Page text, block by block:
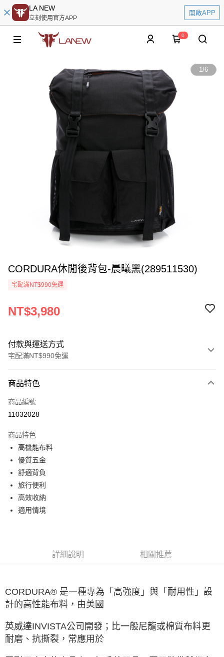
LA NEW
立刻使用官方APP
開啟APP
0
1/6
CORDURA休閒後背包-晨曦黑(289511530)
宅配滿NT$990免運
NT$3,980
付款與運送方式
宅配滿NT$990免運
信用卡一次付款
LINE Pay
悠遊付
Google Pay
全盈+PAY
ATM付款
每筆NT$80，滿NT$990(含以上)免運費
每筆NT$80，滿NT$699(含以上)免運費
商品特色
商品編號
11032028
商品特色
高機能布料
優質五金
舒適背負
旅行便利
高效收納
適用情境
詳細說明 相關推薦
CORDURA® 是一種專為「高強度」與「耐用性」設
計的高性能布料，由美國
英威達INVISTA公司開發；比一般尼龍或棉質布料更
耐磨、抗撕裂，常應用於